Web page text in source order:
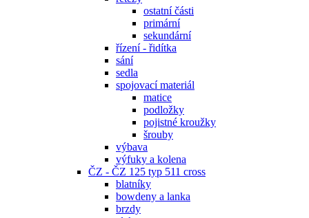
ostatní části
primární
sekundární
řízení - řidítka
sání
sedla
spojovací materiál
matice
podložky
pojistné kroužky
šrouby
výbava
výfuky a kolena
ČZ - ČZ 125 typ 511 cross
blatníky
bowdeny a lanka
brzdy